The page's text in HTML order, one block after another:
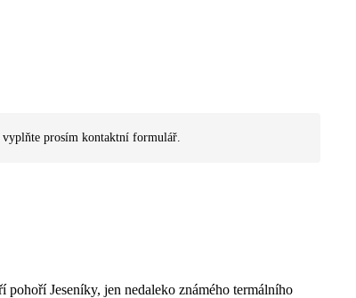
vyplňte prosím kontaktní formulář.
Jeseníky, jen nedaleko známého termálního